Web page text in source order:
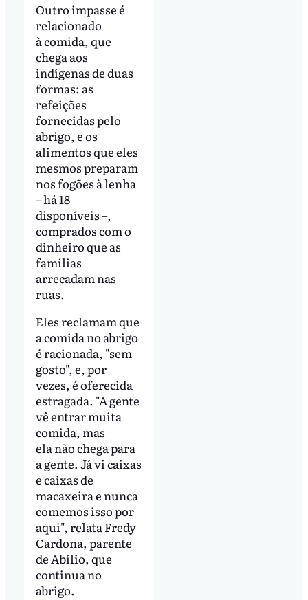
Outro impasse é
relacionado
à comida, que
chega aos
indígenas de duas
formas: as
refeições
fornecidas pelo
abrigo, e os
alimentos que eles
mesmos preparam
nos fogões à lenha
– há 18
disponíveis –,
comprados com o
dinheiro que as
famílias
arrecadam nas
ruas.
Eles reclamam que
a comida no abrigo
é racionada, "sem
gosto", e, por
vezes, é oferecida
estragada. "A gente
vê entrar muita
comida, mas
ela não chega para
a gente. Já vi caixas
e caixas de
macaxeira e nunca
comemos isso por
aqui", relata Fredy
Cardona, parente
de Abílio, que
continua no
abrigo.